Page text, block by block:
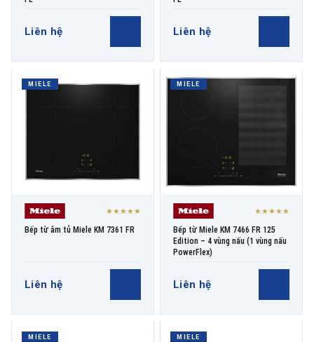
Liên hệ Liên hệ
MIELE
★★★★★
Bếp từ âm tủ Miele KM 7361 FR
Liên hệ
MIELE
★★★★★
Bếp từ Miele KM 7466 FR 125
Edition – 4 vùng nấu (1 vùng nấu
PowerFlex)
Liên hệ
MIELE MIELE